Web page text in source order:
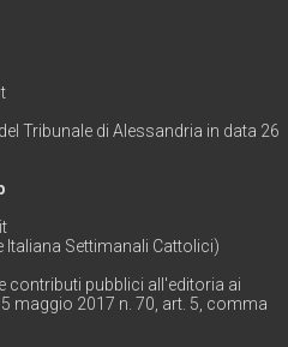
Tribunale di Alessandria in data 26
Italiana Settimanali Cattolici)
contributi pubblici all'editoria ai
maggio 2017 n. 70, art. 5, comma